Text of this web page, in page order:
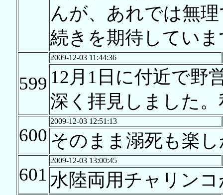
んが、あれでは無
続きを期待していま
599
2009-12-03 11:44:36
12月1日に付近で野
深く拝見しました
600
2009-12-03 12:51:13
そのまま溺死も楽
601
2009-12-03 13:00:45
水陸両用チャリン